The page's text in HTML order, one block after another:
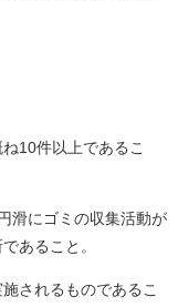
10件以上であるこ
滑にゴミの収集活動が
あること。
されるものであるこ